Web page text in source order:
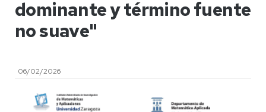
dominante y término fuente
no suave"
06/02/2026